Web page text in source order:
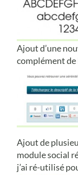
Ajout d’une
complément
Ajout de
module social
j’ai ré-utilisé